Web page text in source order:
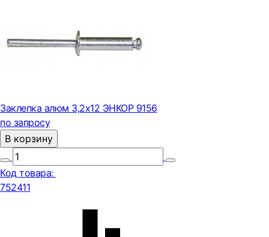
Заклепка алюм 3,2х12 ЭНКОР 9156
по запросу
В корзину
Код товара:
752411